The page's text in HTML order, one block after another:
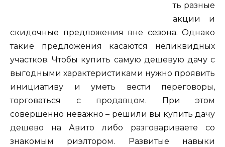
ть разные
акции и
скидочные предложения вне сезона. Однако
такие предложения касаются неликвидных
участков. Чтобы купить самую дешевую дачу с
выгодными характеристиками нужно проявить
инициативу и уметь вести переговоры,
торговаться с продавцом. При этом
совершенно неважно – решили вы купить дачу
дешево на Авито либо разговариваете со
знакомым риэлтором. Развитые навыки